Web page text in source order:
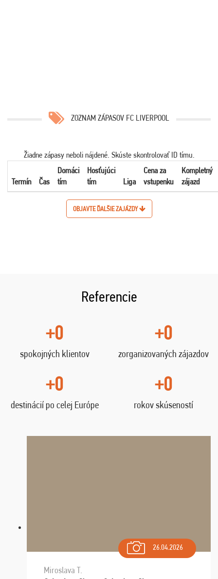
ZOZNAM ZÁPASOV FC LIVERPOOL
Žiadne zápasy neboli nájdené. Skúste skontrolovať ID tímu.
Termín Čas
Domáci
tím
Hosťujúci
tím
Liga
Cena za
vstupenku
Kompletný
zájazd
OBJAVTE ĎALŠIE ZAJÁZDY
Referencie
+0
spokojných klientov
+0
zorganizovaných zájazdov
+0
destinácií po celej Európe
+0
rokov skúseností
26.04.2026
Miroslava T.